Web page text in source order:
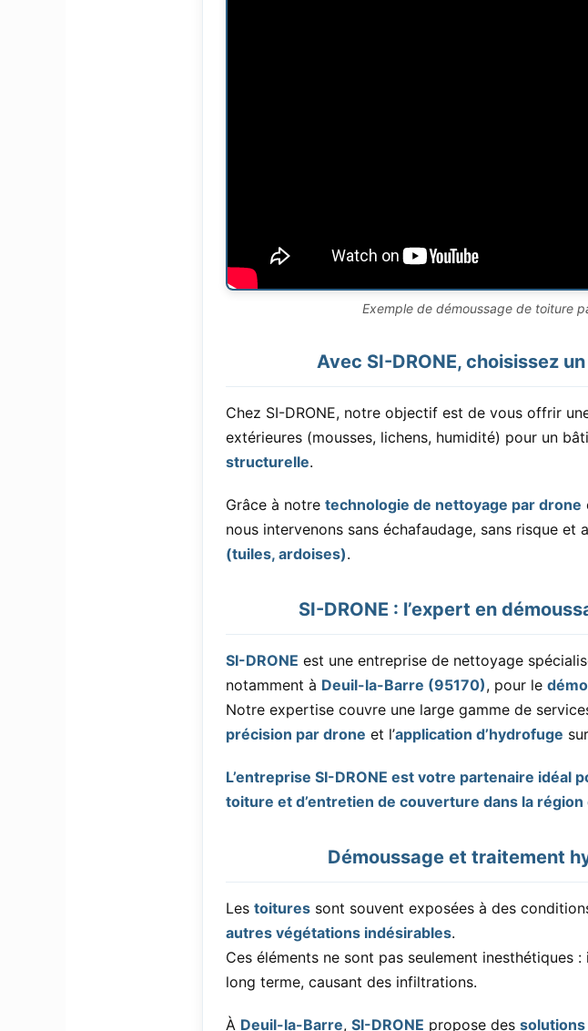
Exemple de démoussage de toiture
Avec SI-DRONE, choisissez
Chez SI-DRONE, notre objectif est de vous offrir
extérieures (mousses, lichens, humidité) pour un
structurelle.
Grâce à notre technologie de nettoyage par drone
nous intervenons sans échafaudage, sans risque
(tuiles, ardoises).
SI-DRONE : l’expert en
SI-DRONE est une entreprise de nettoyage
notamment à Deuil-la-Barre (95170), pour le
Notre expertise couvre une large gamme de
précision par drone et l’application d’hydrofuge
L’entreprise SI-DRONE est votre partenaire
toiture et d’entretien de couverture dans la
Démoussage et traitement
Les toitures sont souvent exposées à des
autres végétations indésirables.
Ces éléments ne sont pas seulement inesthétiques :
long terme, causant des infiltrations.
À Deuil-la-Barre, SI-DRONE propose des